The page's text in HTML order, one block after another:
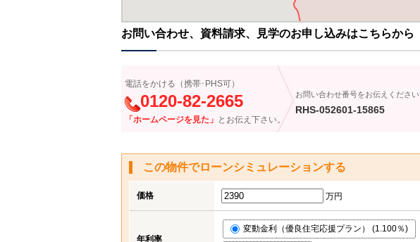
お問い合わせ、資料請求、見学のお申し込みはこちらから
電話をかける（携帯･PHS可）
0120-82-2665
「ホームページを見た」 とお伝え下さい。
お問い合わせ番号をお伝えください
RHS-052601-15865
この物件でローンシミュレーションする
価格 万円
年利率
変動金利（優良住宅応援プラン） (1.100％)